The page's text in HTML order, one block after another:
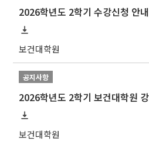
2026학년도 2학기 수강신청 안내
보건대학원
공지사항
보건대학원